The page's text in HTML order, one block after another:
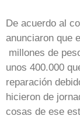
De acuerdo al
anunciaron que
millones de
unos 400.000
reparación
hicieron de
cosas de ese